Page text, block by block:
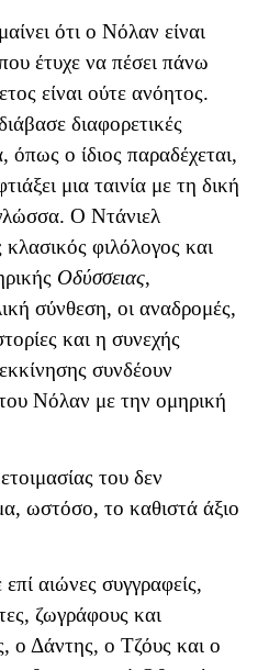
ότι ο Νόλαν είναι
έτυχε να πέσει πάνω
είναι ούτε ανόητος.
διαφορετικές
όπως ο ίδιος παραδέχεται,
μια ταινία με τη δική
Ο Ντάνιελ
φιλόλογος και
Οδύσσειας,
σύνθεση, οι αναδρομές,
και η συνεχής
συνδέουν
Νόλαν με την ομηρική
του δεν
ωστόσο, το καθιστά άξιο
αιώνες συγγραφείς,
ζωγράφους και
ο Δάντης, ο Τζόυς και ο